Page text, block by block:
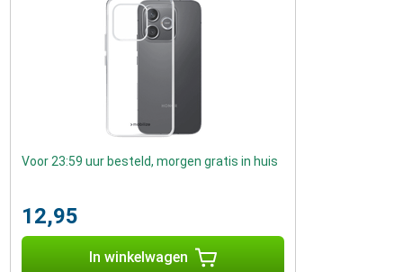
Voor 23:59 uur besteld, morgen gratis in huis
12,95
In winkelwagen